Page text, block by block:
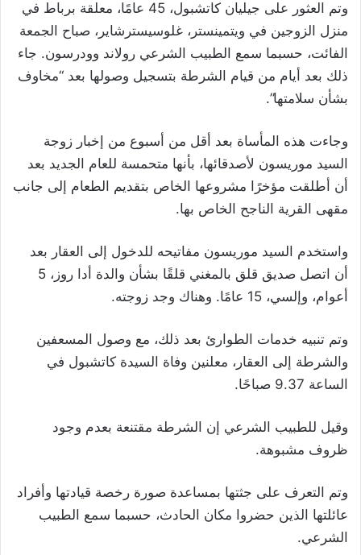
وتم العثور على جيليان كاتشبول، 45 عامًا، معلقة برباط في
منزل الزوجين في ويتمينستر، غلوسيسترشاير، صباح الجمعة
الفائت، حسبما سمع الطبيب الشرعي رولاند وودرسون. جاء
ذلك بعد أيام من قيام الشرطة بتسجيل وصولها بعد “مخاوف
بشأن سلامتها”.
وجاءت هذه المأساة بعد أقل من أسبوع من إخبار زوجة
السيد موريسون لأصدقائها، بأنها متحمسة للعام الجديد بعد
أن أطلقت مؤخرًا مشروعها الخاص بتقديم الطعام إلى جانب
مقهى القرية الناجح الخاص بها.
واستخدم السيد موريسون مفاتيحه للدخول إلى العقار بعد
أن اتصل صديق قلق بالمغني قلقًا بشأن والدة أدا روز، 5
أعوام، وإلسي، 15 عامًا. وهناك وجد زوجته.
وتم تنبيه خدمات الطوارئ بعد ذلك، مع وصول المسعفين
والشرطة إلى العقار، معلنين وفاة السيدة كاتشبول في
الساعة 9.37 صباحًا.
وقيل للطبيب الشرعي إن الشرطة مقتنعة بعدم وجود
ظروف مشبوهة.
وتم التعرف على جثتها بمساعدة صورة رخصة قيادتها وأفراد
عائلتها الذين حضروا مكان الحادث، حسبما سمع الطبيب
الشرعي.